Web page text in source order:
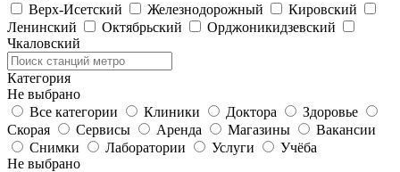
Верх-Исетский
Железнодорожный
Кировский
Ленинский
Октябрьский
Орджоникидзевский
Чкаловский
Категория
Не выбрано
Все категории
Клиники Доктора
Здоровье
Скорая
Сервисы Аренда Магазины
Вакансии
Снимки
Лаборатории Услуги
Учёба
Не выбрано